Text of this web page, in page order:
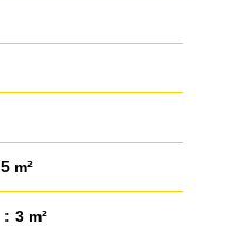
5 m²
3 m²